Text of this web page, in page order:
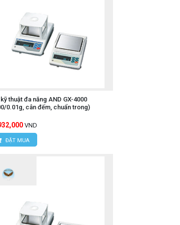
thuật đa năng AND GX-4000
0.01g, cân đếm, chuẩn trong)
VND
ĐẶT MUA